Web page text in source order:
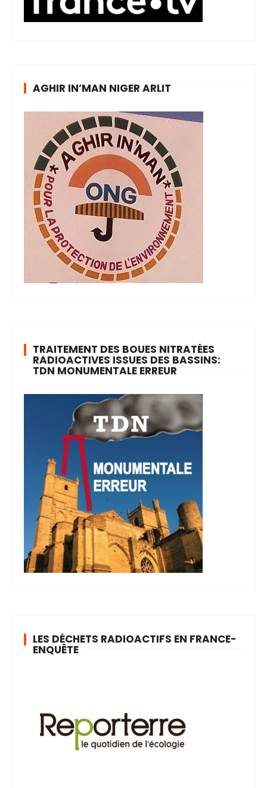
AGHIR IN’MAN NIGER ARLIT
TRAITEMENT DES BOUES NITRATÉES
RADIOACTIVES ISSUES DES BASSINS:
TDN MONUMENTALE ERREUR
LES DÉCHETS RADIOACTIFS EN FRANCE-
ENQUÊTE